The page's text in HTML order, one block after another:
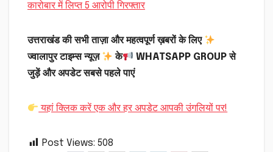
कारोबार में लिप्त 5 आरोपी गिरफ्तार
उत्तराखंड की सभी ताज़ा और महत्वपूर्ण ख़बरों के लिए
ज्वालापुर टाइम्स न्यूज़
के
WHATSAPP GROUP से
जुड़ें और अपडेट सबसे पहले पाएं
यहां क्लिक करें एक और हर अपडेट आपकी उंगलियों पर!
Post Views: 508